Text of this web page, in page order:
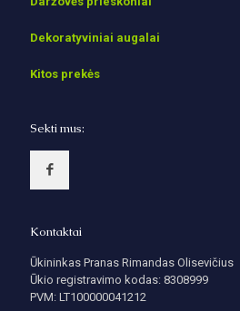
Dekoratyviniai augalai
Kitos prekės
Sekti mus:
Kontaktai
Ūkininkas Pranas Rimandas Olisevičius
Ūkio registravimo kodas: 8308999
PVM: LT100000041212